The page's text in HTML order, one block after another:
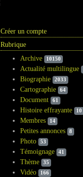
Créer un compte
Rubrique
Archive
10150
Actualité multilingue
Biographie 2033
Cartographie 64
Document 61
Histoire effrayante 10
Membres 14
Petites annonces 8
Photo 53
Témoignage 41
Thème 35
Vidéo 166